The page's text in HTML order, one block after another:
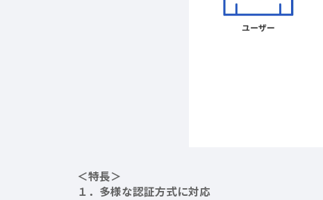
＜特長＞
１．多様な認証方式に対応